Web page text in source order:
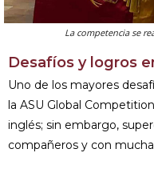
La competencia se
Desafíos y logros
Uno de los mayores
la ASU Global
inglés; sin embargo,
compañeros y con